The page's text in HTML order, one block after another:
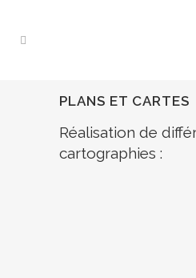
PLANS ET CARTES
Réalisation de
cartographies :